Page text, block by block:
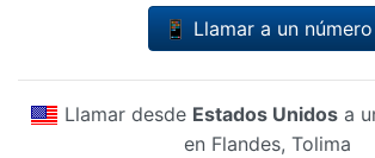
📱 Llamar a un número
Llamar desde Estados Unidosa
en Flandes, Tolima